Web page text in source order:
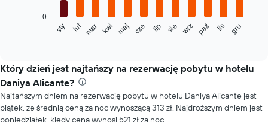
Poniższy
cenę
pokoju
dla
każdego
miesiąca
sty lut mar kwi maj cze lip sie wrz paź lis gru
0
Który dzień jest najtańszy na rezerwację pobytu w hotelu
Daniya Alicante?
Najtańszym dniem na rezerwację pobytu w hotelu Daniya Alicante jest
piątek, ze średnią ceną za noc wynoszącą 313 zł. Najdroższym dniem jest
poniedziałek, kiedy cena wynosi 521 zł za noc.